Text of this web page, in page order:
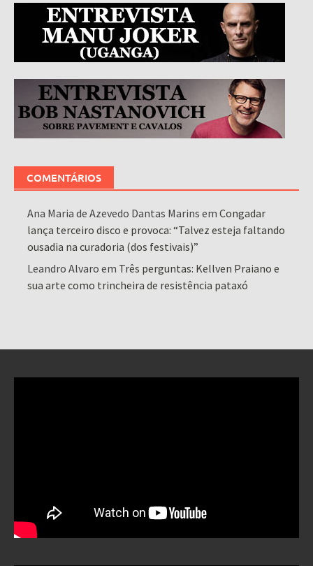
COMENTÁRIOS
Ana Maria de Azevedo Dantas Marins emCongadar
lança terceiro disco e provoca: “Talvez esteja faltando
ousadia na curadoria (dos festivais)”
Leandro Alvaro em Três perguntas: Kellven Praiano e
sua arte como trincheira de resistência pataxó